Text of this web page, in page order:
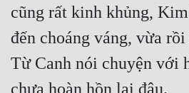
Vô Sỉ
Điềm Đạm
cũng rất kinh khủng,
đến choáng váng, vừa
Từ Canh nói chuyện với
chưa hoàn hồn lại đâu.